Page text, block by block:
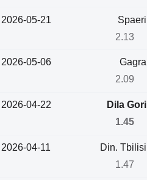
2026-05-21 Spaeri
2.13
2026-05-06 Gagra
2.09
2026-04-22 Dila Gori
1.45
2026-04-11 Din. Tbilisi
1.47